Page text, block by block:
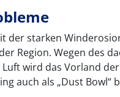
der starken
Region. Wegen des
wird das Vorland
auch als „Dust Bowl“